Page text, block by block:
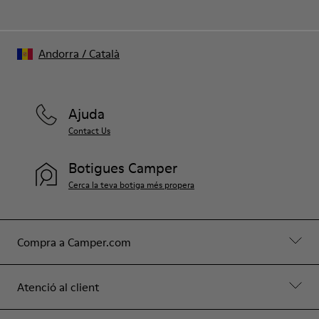
Compra a Camper.com
Atenció al client
Ajuda
Contact Us
Botigues Camper
Cerca la teva botiga més propera
Andorra / Català